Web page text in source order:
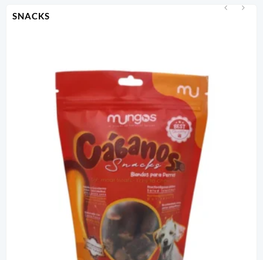
SNACKS